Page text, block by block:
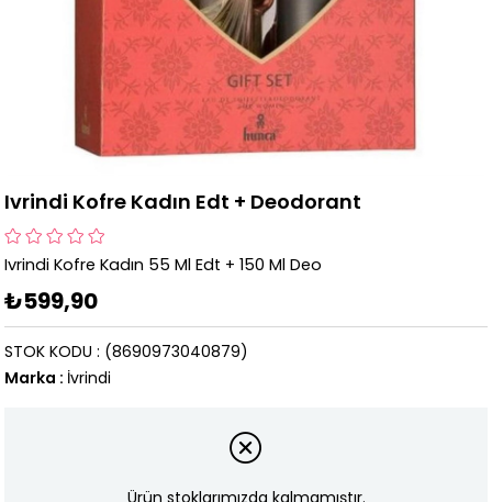
Ivrindi Kofre Kadın Edt + Deodorant
Ivrindi Kofre Kadın 55 Ml Edt + 150 Ml Deo
₺599,90
STOK KODU
(8690973040879)
Marka : İvrindi
Ürün stoklarımızda kalmamıştır.